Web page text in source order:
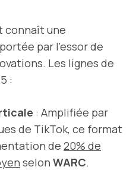
connaît une
par l’essor de
Les lignes de
:
: Amplifiée par
de TikTok, ce format
de 20% de
selon WARC.